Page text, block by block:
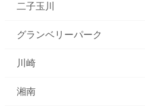
二子玉川
グランベリーパーク
川崎
湘南